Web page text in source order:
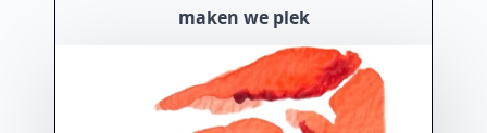
maken we plek